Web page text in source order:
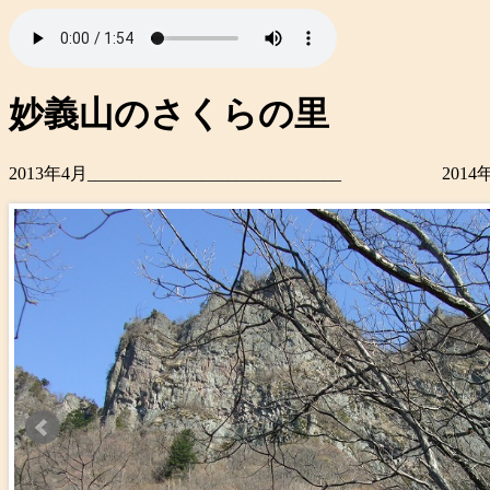
妙義山のさくらの里
2013年4月_____________________________ 2014年4